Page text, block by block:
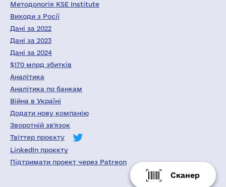
Сканер
Методологія KSE Institute
Виходи з Росії
Дані за 2022
Дані за 2023
Дані за 2024
$170 млрд збитків
Аналітика
Аналітика по банкам
Війна в Україні
Додати нову компанію
Зворотній зв'язок
Твіттер проєкту
LinkedIn проєкту
Підтримати проект через Patreon